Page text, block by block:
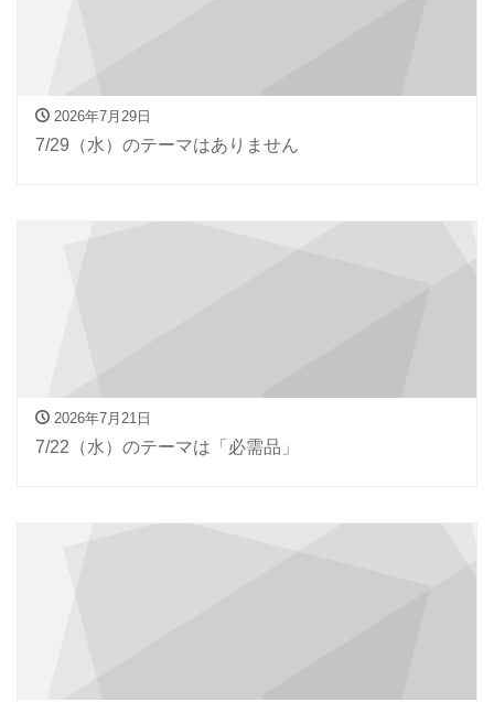
2026年7月29日
7/29（水）のテーマはありません
2026年7月21日
7/22（水）のテーマは「必需品」